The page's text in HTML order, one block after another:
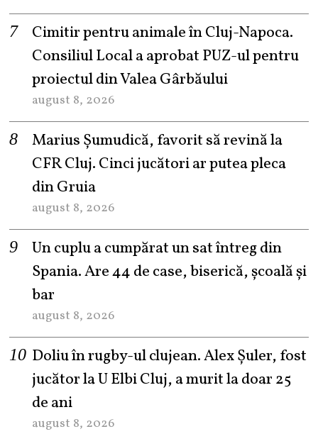
Cimitir pentru animale în Cluj-Napoca.
Consiliul Local a aprobat PUZ-ul pentru
proiectul din Valea Gârbăului
august 8, 2026
Marius Șumudică, favorit să revină la
CFR Cluj. Cinci jucători ar putea pleca
din Gruia
august 8, 2026
Un cuplu a cumpărat un sat întreg din
Spania. Are 44 de case, biserică, școală și
bar
august 8, 2026
Doliu în rugby-ul clujean. Alex Șuler, fost
jucător la U Elbi Cluj, a murit la doar 25
de ani
august 8, 2026